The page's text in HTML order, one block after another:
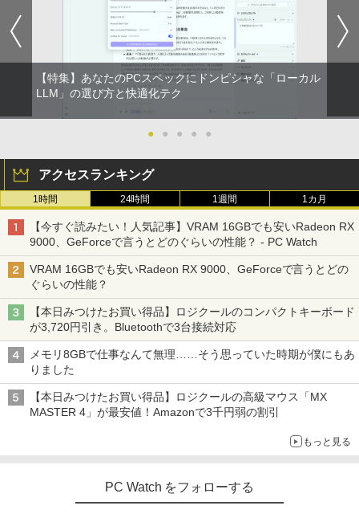
【特集】あなたのPCスペックにドンピシャな「ローカル
LLM」の選び方と快適化テク
● ● ● ● ●
アクセスランキング
1時間 24時間 1週間 1カ月
【今すぐ読みたい！人気記事】VRAM 16GBでも安いRadeon RX
9000、GeForceで言うとどのぐらいの性能？ - PC Watch
VRAM 16GBでも安いRadeon RX 9000、GeForceで言うとどの
ぐらいの性能？
【本日みつけたお買い得品】ロジクールのコンパクトキーボード
が3,720円引き。Bluetoothで3台接続対応
メモリ8GBで仕事なんて無理……そう思っていた時期が僕にもあ
りました
【本日みつけたお買い得品】ロジクールの高級マウス「MX
MASTER 4」が最安値！Amazonで3千円弱の割引
もっと見る
PC Watch をフォローする